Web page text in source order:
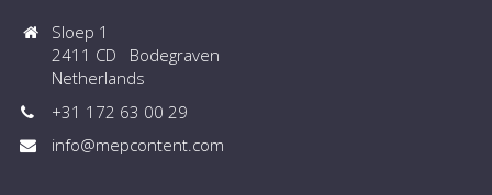
Sloep 1
2411 CD Bodegraven
Netherlands
+31 172 63 00 29
info@mepcontent.com